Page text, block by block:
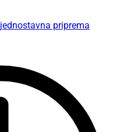
jednostavna priprema